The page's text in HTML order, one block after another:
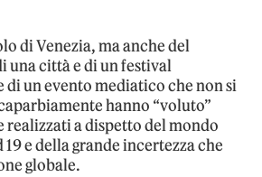
di Venezia, ma anche del
una città e di un festival
di un evento mediatico che non si
hanno “voluto”
realizzati a dispetto del mondo
e della grande incertezza che
globale.